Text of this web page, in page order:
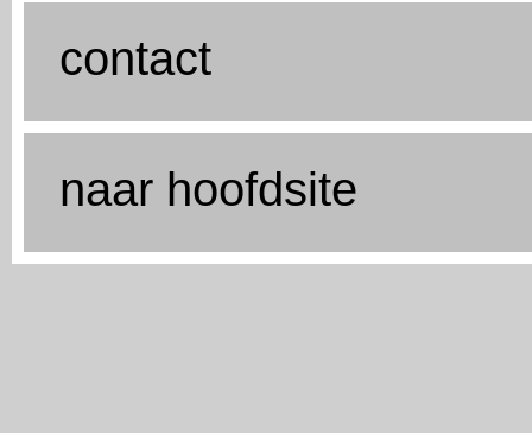
contact
naar hoofdsite